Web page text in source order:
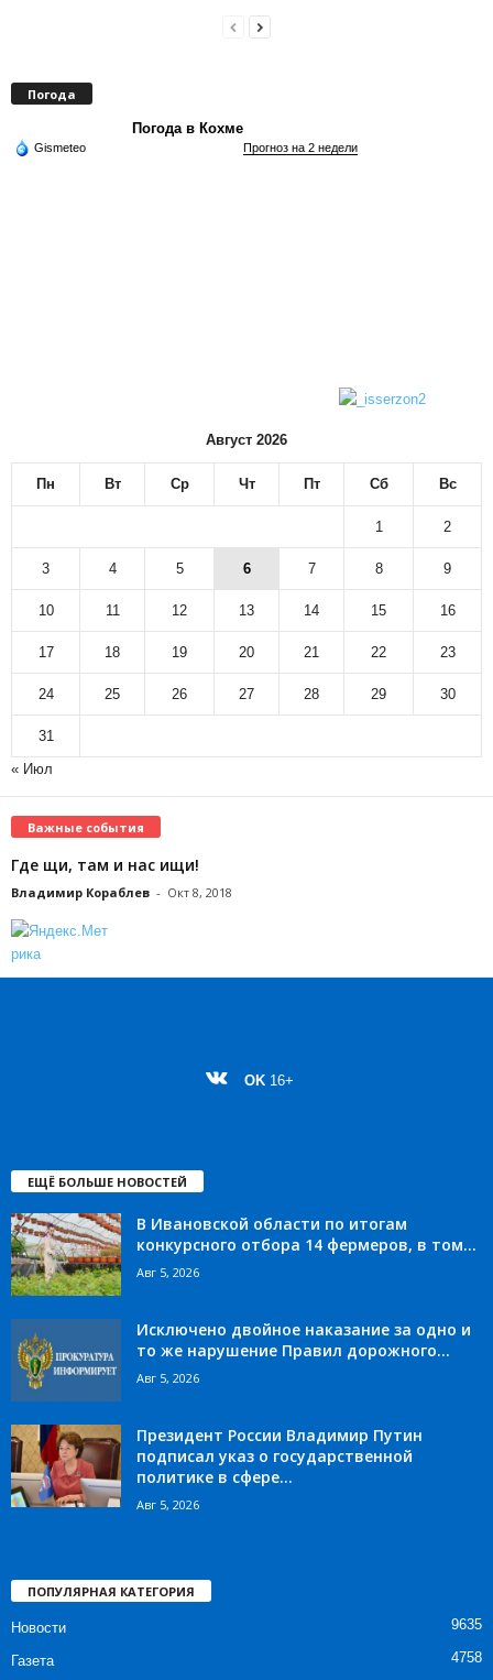
Погода
Погода в Кохме
Gismeteo Прогноз на 2 недели
Август 2026
Пн Вт Ср Чт Пт Сб Вс
1 2
3 4 5 6 7 8 9
10 11 12 13 14 15 16
17 18 19 20 21 22 23
24 25 26 27 28 29 30
31
« Июл
Важные события
Где щи, там и нас ищи!
Владимир Кораблев - Окт 8, 2018
OK 16+
ЕЩЁ БОЛЬШЕ НОВОСТЕЙ
В Ивановской области по итогам
конкурсного отбора 14 фермеров, в том...
Авг 5, 2026
Исключено двойное наказание за одно и
то же нарушение Правил дорожного...
Авг 5, 2026
Президент России Владимир Путин
подписал указ о государственной
политике в сфере...
Авг 5, 2026
ПОПУЛЯРНАЯ КАТЕГОРИЯ
Новости 9635
Газета 4758